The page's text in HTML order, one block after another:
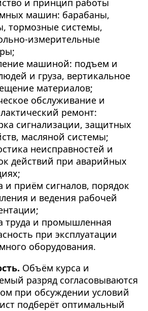
машин: барабаны,
тормозные системы,
измерительные
машиной: подъем и
и груза, вертикальное
материалов;
обслуживание и
ремонт:
сигнализации, защитных
масляной системы;
неисправностей и
действий при аварийных
и приём сигналов, порядок
и ведения рабочей
труда и промышленная
при эксплуатации
оборудования.
Объём курса и
разряд согласовываются
при обсуждении условий
подберёт оптимальный